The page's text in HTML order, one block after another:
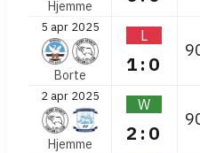
Hjemme
5 apr 2025
Borte
L
1:0
2 apr 2025
Hjemme
W
2:0